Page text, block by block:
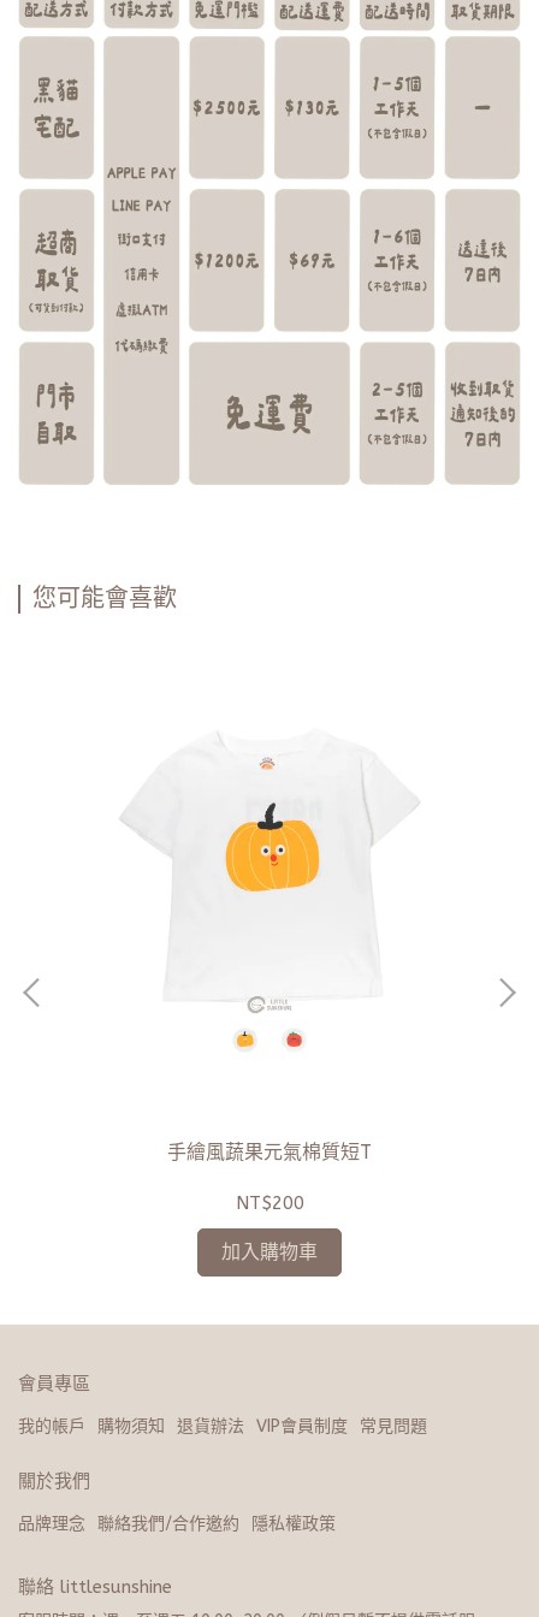
您可能會喜歡
手繪風蔬果元氣棉質短T
NT$200
加入購物車
會員專區
我的帳戶 購物須知 退貨辦法 VIP會員制度 常見問題
關於我們
品牌理念 聯絡我們/合作邀約 隱私權政策
聯絡 littlesunshine